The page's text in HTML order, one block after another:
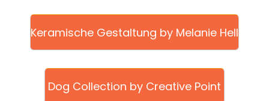
Keramische Gestaltung by Melanie Hell
Dog Collection by Creative Point